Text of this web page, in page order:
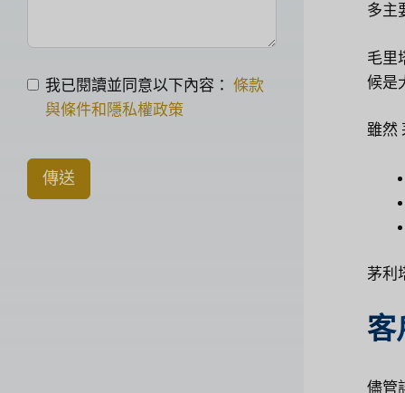
多主
毛里
候是
雖然
茅利
客
儘管
我已閱讀並同意以下內容： 條款
與條件和隱私權政策
傳送